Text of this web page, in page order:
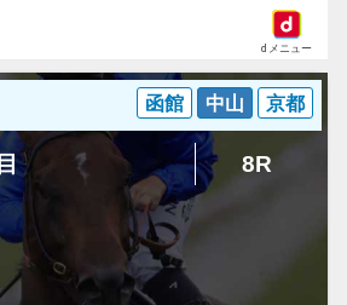
dメニュー
函館 中山 京都
8R